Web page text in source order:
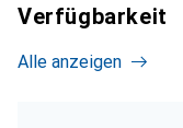
Verfügbarkeit
Alle anzeigen